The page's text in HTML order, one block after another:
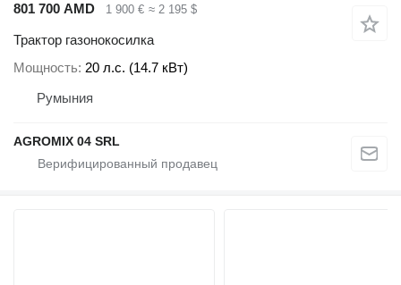
801 700 AMD
1 900 € ≈ 2 195 $
Трактор газонокосилка
Мощность 20 л.с. (14.7 кВт)
Румыния
AGROMIX 04 SRL